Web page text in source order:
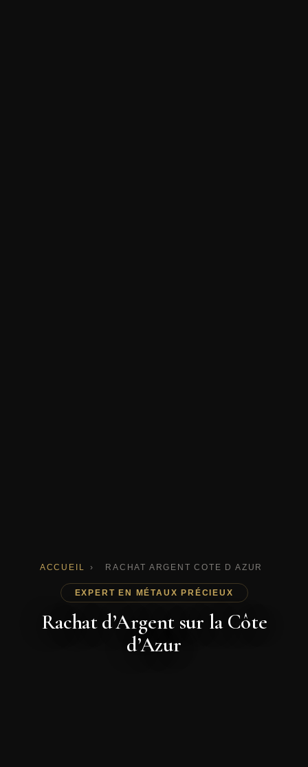
ACCUEIL › RACHAT ARGENT COTE D AZUR
EXPERT EN MÉTAUX PRÉCIEUX
Rachat d’Argent sur la Côte
d’Azur